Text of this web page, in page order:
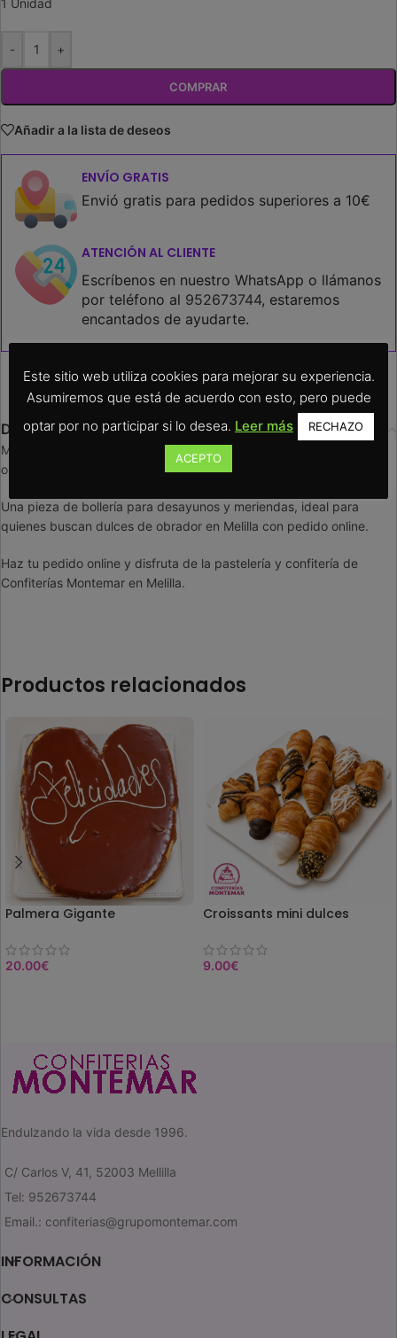
1 Unidad
- +
COMPRAR
Añadir a la lista de deseos
ENVÍO GRATIS
Envió gratis para pedidos superiores a 10€
ATENCIÓN AL CLIENTE
Escríbenos en nuestro WhatsApp o llámanos
por teléfono al 952673744, estaremos
encantados de ayudarte.
Descripción
Malagueño de chocolate en 1 unidad, preparado para pedidos
online y recogida en Confiterías Montemar Melilla.
Una pieza de bollería para desayunos y meriendas, ideal para
quienes buscan dulces de obrador en Melilla con pedido online.
Haz tu pedido online y disfruta de la pastelería y confitería de
Confiterías Montemar en Melilla.
Productos relacionados
Palmera Gigante
20.00€
Croissants mini dulces
9.00€
Endulzando la vida desde 1996.
C/ Carlos V, 41, 52003 Mellilla
Tel: 952673744
Email.: confiterias@grupomontemar.com
INFORMACIÓN
CONSULTAS
Este sitio web utiliza cookies para mejorar su experiencia.
Asumiremos que está de acuerdo con esto, pero puede
optar por no participar si lo desea. Leer más RECHAZO
ACEPTO